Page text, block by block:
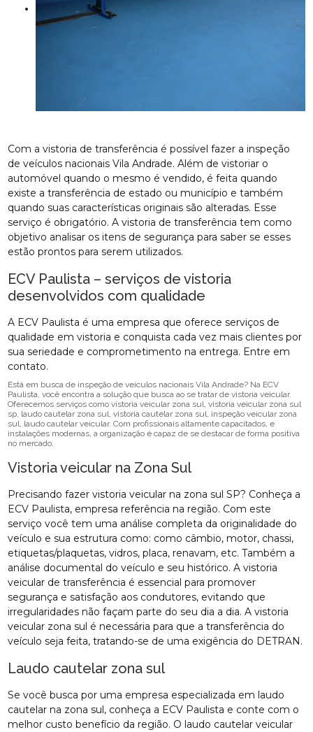
Com a vistoria de transferência é possível fazer a inspeção
de veículos nacionais Vila Andrade. Além de vistoriar o
automóvel quando o mesmo é vendido, é feita quando
existe a transferência de estado ou município e também
quando suas características originais são alteradas. Esse
serviço é obrigatório. A vistoria de transferência tem como
objetivo analisar os itens de segurança para saber se esses
estão prontos para serem utilizados.
ECV Paulista – serviços de vistoria
desenvolvidos com qualidade
A ECV Paulista é uma empresa que oferece serviços de
qualidade em vistoria e conquista cada vez mais clientes por
sua seriedade e comprometimento na entrega. Entre em
contato.
Está em busca de inspeção de veículos nacionais Vila Andrade? Na ECV
Paulista, você encontra a solução que busca ao se tratar de vistoria veicular.
Oferecemos serviços como vistoria veicular zona sul, vistoria veicular zona sul
sp, laudo cautelar zona sul, vistoria cautelar zona sul, inspeção veicular zona
sul, laudo cautelar veicular. Com profissionais altamente capacitados, e
instalações modernas, a organização é capaz de se destacar de forma positiva
no mercado.
Vistoria veicular na Zona Sul
Precisando fazer vistoria veicular na zona sul SP? Conheça a
ECV Paulista, empresa referência na região. Com este
serviço você tem uma análise completa da originalidade do
veículo e sua estrutura como: como câmbio, motor, chassi,
etiquetas/plaquetas, vidros, placa, renavam, etc. Também a
análise documental do veículo e seu histórico. A vistoria
veicular de transferência é essencial para promover
segurança e satisfação aos condutores, evitando que
irregularidades não façam parte do seu dia a dia. A vistoria
veicular zona sul é necessária para que a transferência do
veículo seja feita, tratando-se de uma exigência do DETRAN.
Laudo cautelar zona sul
Se você busca por uma empresa especializada em laudo
cautelar na zona sul, conheça a ECV Paulista e conte com o
melhor custo benefício da região. O laudo cautelar veicular